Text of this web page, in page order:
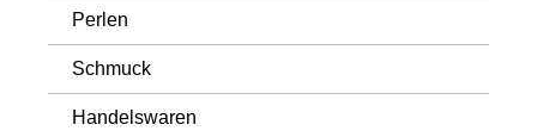
Perlen
Schmuck
Handelswaren